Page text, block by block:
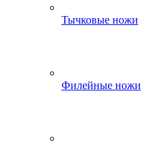
Тычковые ножи
Филейные ножи